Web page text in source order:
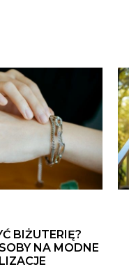
BIŻUTERIĘ?
NA MODNE